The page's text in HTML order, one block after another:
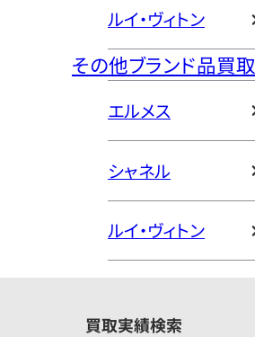
ルイ・ヴィトン
その他ブランド品買取
エルメス
シャネル
ルイ・ヴィトン
買取実績検索